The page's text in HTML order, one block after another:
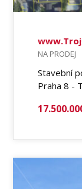
NA PRODEJ
Stavební
Praha 8 -